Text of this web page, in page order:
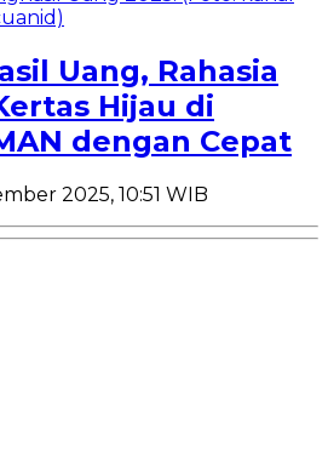
Uang, Rahasia
Hijau di
dengan Cepat
2025, 10:51 WIB